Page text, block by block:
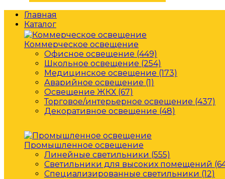
Главная
Каталог
Коммерческое освещение
Офисное освещение (449)
Школьное освещение (254)
Медицинское освещение (173)
Аварийное освещение (1)
Освещение ЖКХ (67)
Торговое/интерьерное освещение (437)
Декоративное освещение (48)
Промышленное освещение
Линейные светильники (555)
Светильники для высоких помещений
Специализированные светильники (12)